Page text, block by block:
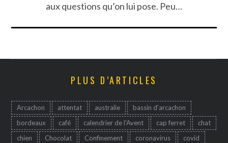
aux questions qu’on lui pose. Peu…
PLUS D’ARTICLES
Arcachon attentat australie
bassin d'arcachon
bordeaux
café calendrier de l'Avent cap ferret
chat
chien
Chocolat Confinement coronavirus
covid